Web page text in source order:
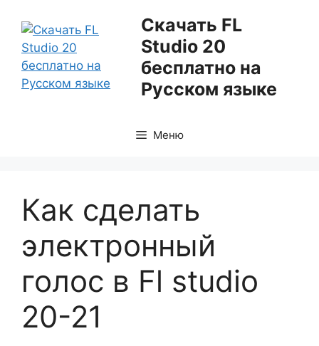
содержимому
Скачать FL
Studio 20
бесплатно на
Русском языке
Меню
Как сделать
электронный
голос в Fl studio
20-21